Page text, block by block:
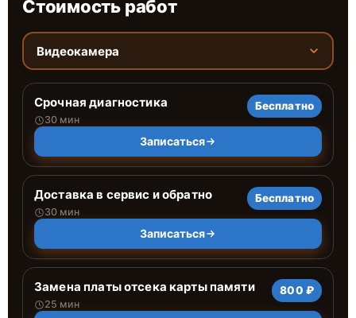
Стоимость работ
Видеокамера
Срочная диагностика
30 мин
Бесплатно
Записаться
Доставка в сервис и обратно
30 мин
Бесплатно
Записаться
Замена платы отсека карты памяти
25 мин
800 ₽